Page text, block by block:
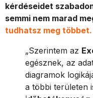
kérdéseidet
semmi nem marad
tudhatsz meg többet.
„Szerintem az
egésznek, az
diagramok
a többi területen